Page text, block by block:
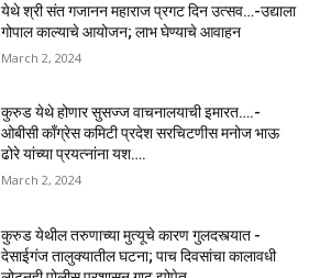
येथे श्री संत गजानन महाराज प्रगट दिन उत्सव…-उद्याला
गोपाल काल्याचे आयोजन; लाभ घेण्याचे आवाहन
March 2, 2024
कुरुड येथे होणार सुसज्ज वाचनालयाची इमारत….-
ओबीसी काँग्रेस कमिटी प्रदेश सरचिटणीस मनोज भाऊ
ढोरे यांच्या प्रयत्नांना यश….
March 2, 2024
कुरुड येथील तरुणाच्या मुत्यूचे कारण गुलदस्त्यात -
देसाईगंज तालुक्यातील घटना; पाच दिवसांचा कालावधी